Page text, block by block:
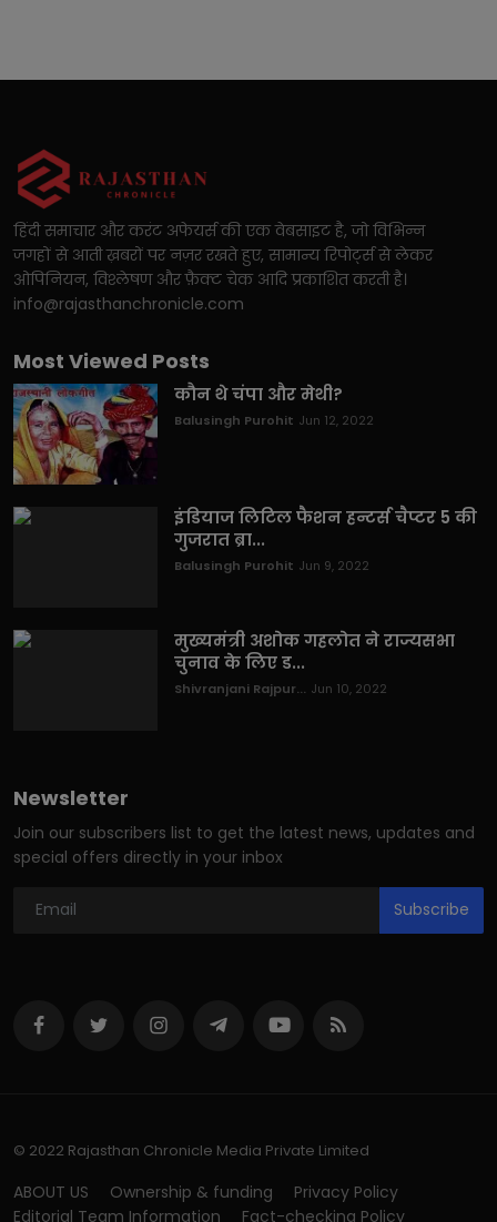
हिंदी समाचार और करंट अफेयर्स की एक वेबसाइट है, जो विभिन्न
जगहों से आती ख़बरों पर नज़र रखते हुए, सामान्य रिपोर्ट्स से लेकर
ओपिनियन, विश्लेषण और फ़ैक्ट चेक आदि प्रकाशित करती है।
info@rajasthanchronicle.com
Most Viewed Posts
कौन थे चंपा और मेथी?
Balusingh Purohit Jun 12, 2022
इंडियाज लिटिल फैशन हन्टर्स चैप्टर 5 की
गुजरात ब्रा...
Balusingh Purohit Jun 9, 2022
मुख्यमंत्री अशोक गहलोत ने राज्यसभा
चुनाव के लिए ड...
Shivranjani Rajpur... Jun 10, 2022
Newsletter
Join our subscribers list to get the latest news, updates and
special offers directly in your inbox
Subscribe
© 2022 Rajasthan Chronicle Media Private Limited
ABOUT US Ownership & funding
Privacy Policy
Editorial Team Information
Fact-checking Policy